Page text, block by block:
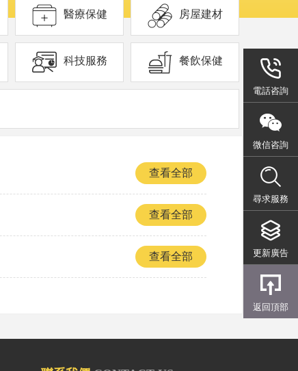
電話咨詢
微信咨詢
尋求服務
更新廣告
返回頂部
醫療保健 房屋建材
科技服務 餐飲保健
查看全部
查看全部
查看全部